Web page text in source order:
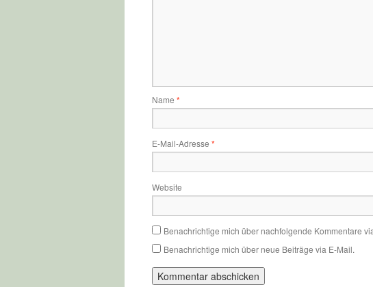
Name *
E-Mail-Adresse *
Website
Benachrichtige mich über nachfolgende Kommentare
Benachrichtige mich über neue Beiträge via E-Mail.